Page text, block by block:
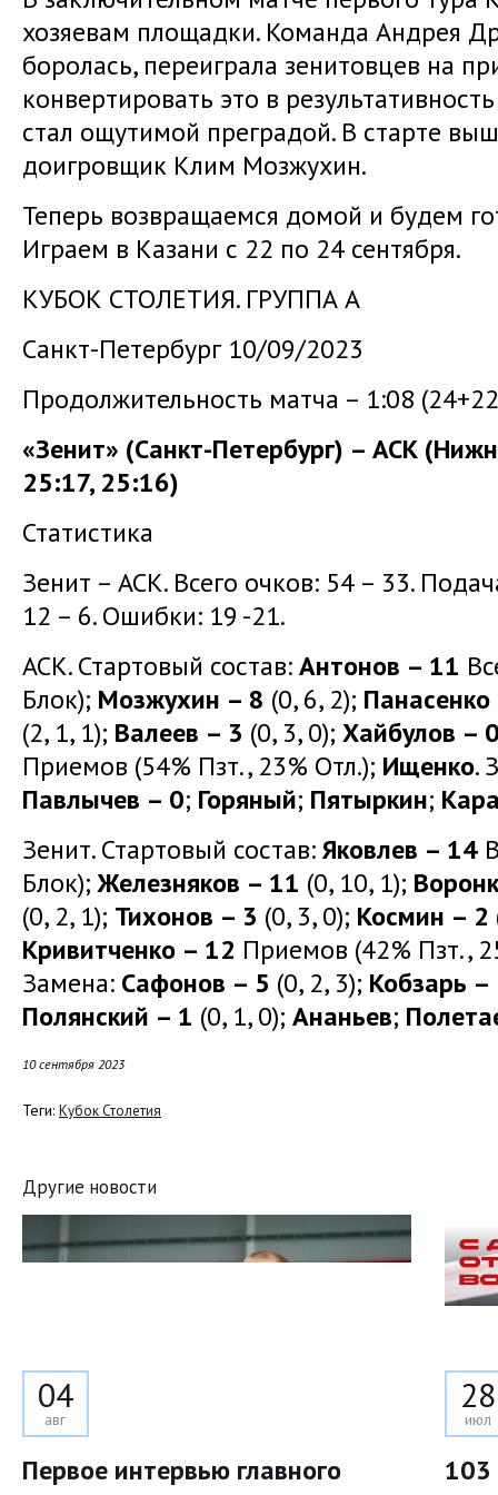
хозяевам площадки. Команда Андрея
боролась, переиграла зенитовцев на
конвертировать это в
стал ощутимой преградой. В старте
доигровщик Клим Мозжухин.
Теперь возвращаемся домой и будем
Играем в Казани с 22 по 24 сентября.
КУБОК СТОЛЕТИЯ. ГРУППА А
Санкт-Петербург 10/09/2023
Продолжительность матча – 1:08
«Зенит» (Санкт-Петербург) – АСК
25:17, 25:16)
Статистика
Зенит – АСК. Всего очков: 54 – 33.
12 – 6. Ошибки: 19 -21.
АСК. Стартовый состав:Антонов – 11
Блок); Мозжухин – 8 (0, 6, 2);
(2, 1, 1); Валеев – 3 (0, 3, 0); Хайбулов –
Приемов (54% Пзт., 23% Отл.); Ищенко.
Павлычев – 0; Горяный; Пятыркин;
Зенит. Стартовый состав:Яковлев – 14
Блок);Железняков – 11 (0, 10, 1);
(0, 2, 1); Тихонов – 3 (0, 3, 0); Космин – 2
Кривитченко – 12 Приемов (42% Пзт.,
Замена: Сафонов – 5 (0, 2, 3); Кобзарь –
Полянский – 1 (0, 1, 0); Ананьев;
10 сентября 2023
Теги: Кубок Столетия
Другие новости
04
авг
Первое интервью главного
28
июл
103